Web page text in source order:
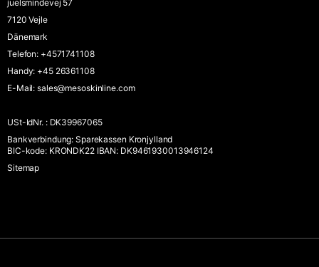
juelsmindevej 57
7120 Vejle
Dänemark
Telefon: +4571741108
Handy: +45 26361108
E-Mail: sales@mesoskinline.com
USt-IdNr. :DK39967065
Bankverbindung: Sparekassen Kronjylland
BIC-kode: KRONDK22 IBAN: DK9461930013946124
Sitemap